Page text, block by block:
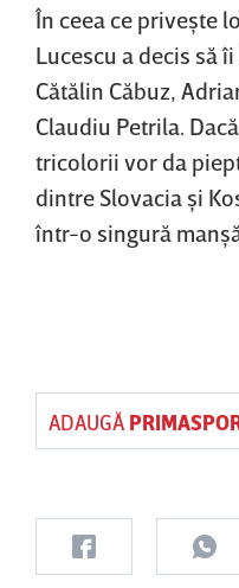
În ceea ce priveşte
Lucescu a decis să
Cătălin Căbuz,
Claudiu Petrila.
tricolorii vor da
dintre Slovacia şi
într-o singură
ADAUGĂ